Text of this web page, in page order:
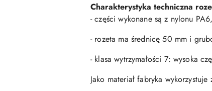
Charakterystyka techniczna
- części wykonane są z nylonu
- rozeta ma średnicę 50 mm i
- klasa wytrzymałości 7: wysoka
Jako materiał fabryka